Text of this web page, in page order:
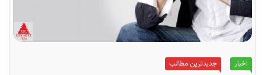
اخبار جدیدترین مطالب